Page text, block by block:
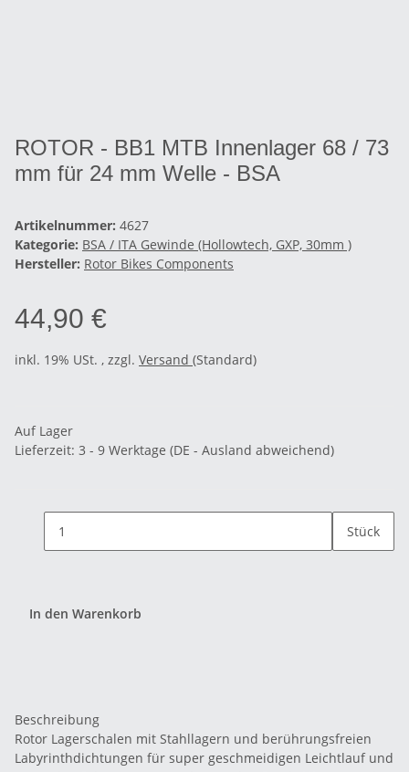
ROTOR - BB1 MTB Innenlager 68 / 73
mm für 24 mm Welle - BSA
Artikelnummer: 4627
Kategorie: BSA / ITA Gewinde (Hollowtech, GXP, 30mm )
Hersteller: Rotor Bikes Components
44,90 €
inkl. 19% USt. , zzgl. Versand (Standard)
Auf Lager
Lieferzeit: 3 - 9 Werktage (DE - Ausland abweichend)
Stück
In den Warenkorb
Beschreibung
Rotor Lagerschalen mit Stahllagern und berührungsfreien
Labyrinthdichtungen für super geschmeidigen Leichtlauf und